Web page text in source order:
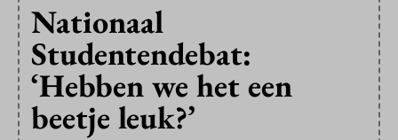
Nationaal
Studentendebat:
‘Hebben we het een
beetje leuk?’